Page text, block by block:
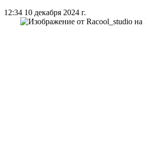
12:34 10 декабря 2024 г.